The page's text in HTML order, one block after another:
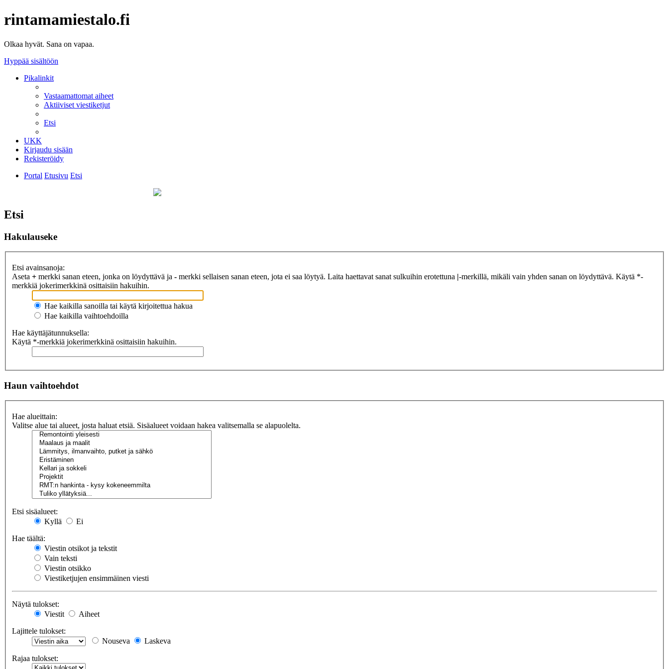
rintamamiestalo.fi
Olkaa hyvät. Sana on vapaa.
Hyppää sisältöön
Pikalinkit
Vastaamattomat aiheet
Aktiiviset viestiketjut
Etsi
UKK
Kirjaudu sisään
Rekisteröidy
Portal Etusivu Etsi
Etsi
Hakulauseke
Etsi avainsanoja:
Aseta + merkki sanan eteen, jonka on löydyttävä ja - merkki sellaisen sanan eteen, jota ei saa löytyä. Laita haettavat sanat sulkuihin erotettuna |-merkillä, mikäli vain yhden sanan on löydyttävä. Käytä *-
merkkiä jokerimerkkinä osittaisiin hakuihin.
Hae kaikilla sanoilla tai käytä kirjoitettua hakua
Hae kaikilla vaihtoehdoilla
Hae käyttäjätunnuksella:
Käytä *-merkkiä jokerimerkkinä osittaisiin hakuihin.
Haun vaihtoehdot
Hae alueittain:
Valitse alue tai alueet, josta haluat etsiä. Sisäalueet voidaan hakea valitsemalla se alapuolelta.
Etsi sisäalueet:
Kyllä
Ei
Hae täältä:
Viestin otsikot ja tekstit
Vain teksti
Viestin otsikko
Viestiketjujen ensimmäinen viesti
Näytä tulokset:
Viestit
Aiheet
Lajittele tulokset:
Nouseva
Laskeva
Rajaa tulokset: